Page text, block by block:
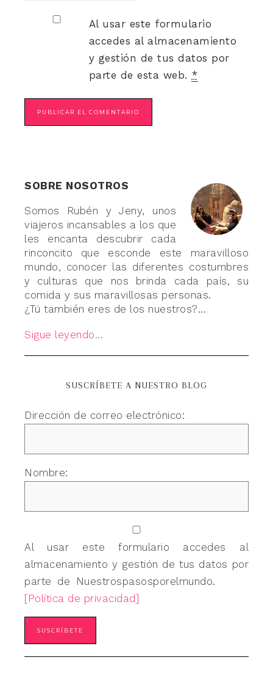
Al usar este formulario
accedes al almacenamiento
y gestión de tus datos por
parte de esta web. *
SOBRE NOSOTROS
Somos Rubén y Jeny, unos
viajeros incansables a los que
les encanta descubrir cada
rinconcito que esconde este maravilloso
mundo, conocer las diferentes costumbres
y culturas que nos brinda cada país, su
comida y sus maravillosas personas.
¿Tú también eres de los nuestros?...
Sigue leyendo...
SUSCRÍBETE A NUESTRO BLOG
Dirección de correo electrónico:
Nombre:
Al usar este formulario accedes al
almacenamiento y gestión de tus datos por
parte de Nuestrospasosporelmundo.
[Política de privacidad]